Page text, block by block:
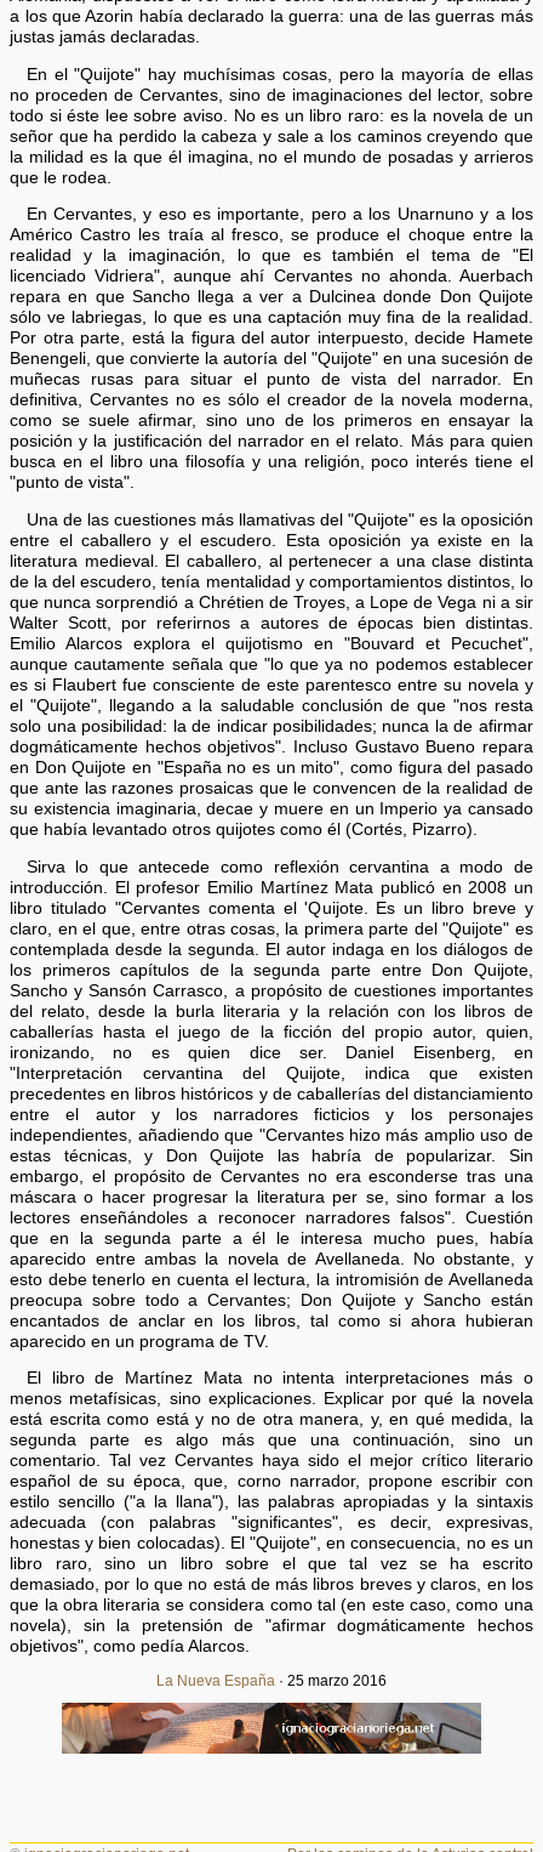
a los que Azorin había declarado la guerra: una de las guerras más
justas jamás declaradas.
En el "Quijote" hay muchísimas cosas, pero la mayoría de ellas
no proceden de Cervantes, sino de imaginaciones del lector, sobre
todo si éste lee sobre aviso. No es un libro raro: es la novela de un
señor que ha perdido la cabeza y sale a los caminos creyendo que
la milidad es la que él imagina, no el mundo de posadas y arrieros
que le rodea.
En Cervantes, y eso es importante, pero a los Unarnuno y a los
Américo Castro les traía al fresco, se produce el choque entre la
realidad y la imaginación, lo que es también el tema de "El
licenciado Vidriera", aunque ahí Cervantes no ahonda. Auerbach
repara en que Sancho llega a ver a Dulcinea donde Don Quijote
sólo ve labriegas, lo que es una captación muy fina de la realidad.
Por otra parte, está la figura del autor interpuesto, decide Hamete
Benengeli, que convierte la autoría del "Quijote" en una sucesión de
muñecas rusas para situar el punto de vista del narrador. En
definitiva, Cervantes no es sólo el creador de la novela moderna,
como se suele afirmar, sino uno de los primeros en ensayar la
posición y la justificación del narrador en el relato. Más para quien
busca en el libro una filosofía y una religión, poco interés tiene el
"punto de vista".
Una de las cuestiones más llamativas del "Quijote" es la oposición
entre el caballero y el escudero. Esta oposición ya existe en la
literatura medieval. El caballero, al pertenecer a una clase distinta
de la del escudero, tenía mentalidad y comportamientos distintos, lo
que nunca sorprendió a Chrétien de Troyes, a Lope de Vega ni a sir
Walter Scott, por referirnos a autores de épocas bien distintas.
Emilio Alarcos explora el quijotismo en "Bouvard et Pecuchet",
aunque cautamente señala que "lo que ya no podemos establecer
es si Flaubert fue consciente de este parentesco entre su novela y
el "Quijote", llegando a la saludable conclusión de que "nos resta
solo una posibilidad: la de indicar posibilidades; nunca la de afirmar
dogmáticamente hechos objetivos". Incluso Gustavo Bueno repara
en Don Quijote en "España no es un mito", como figura del pasado
que ante las razones prosaicas que le convencen de la realidad de
su existencia imaginaria, decae y muere en un Imperio ya cansado
que había levantado otros quijotes como él (Cortés, Pizarro).
Sirva lo que antecede como reflexión cervantina a modo de
introducción. El profesor Emilio Martínez Mata publicó en 2008 un
libro titulado "Cervantes comenta el 'Quijote. Es un libro breve y
claro, en el que, entre otras cosas, la primera parte del "Quijote" es
contemplada desde la segunda. El autor indaga en los diálogos de
los primeros capítulos de la segunda parte entre Don Quijote,
Sancho y Sansón Carrasco, a propósito de cuestiones importantes
del relato, desde la burla literaria y la relación con los libros de
caballerías hasta el juego de la ficción del propio autor, quien,
ironizando, no es quien dice ser. Daniel Eisenberg, en
"Interpretación cervantina del Quijote, indica que existen
precedentes en libros históricos y de caballerías del distanciamiento
entre el autor y los narradores ficticios y los personajes
independientes, añadiendo que "Cervantes hizo más amplio uso de
estas técnicas, y Don Quijote las habría de popularizar. Sin
embargo, el propósito de Cervantes no era esconderse tras una
máscara o hacer progresar la literatura per se, sino formar a los
lectores enseñándoles a reconocer narradores falsos". Cuestión
que en la segunda parte a él le interesa mucho pues, había
aparecido entre ambas la novela de Avellaneda. No obstante, y
esto debe tenerlo en cuenta el lectura, la intromisión de Avellaneda
preocupa sobre todo a Cervantes; Don Quijote y Sancho están
encantados de anclar en los libros, tal como si ahora hubieran
aparecido en un programa de TV.
El libro de Martínez Mata no intenta interpretaciones más o
menos metafísicas, sino explicaciones. Explicar por qué la novela
está escrita como está y no de otra manera, y, en qué medida, la
segunda parte es algo más que una continuación, sino un
comentario. Tal vez Cervantes haya sido el mejor crítico literario
español de su época, que, corno narrador, propone escribir con
estilo sencillo ("a la llana"), las palabras apropiadas y la sintaxis
adecuada (con palabras "significantes", es decir, expresivas,
honestas y bien colocadas). El "Quijote", en consecuencia, no es un
libro raro, sino un libro sobre el que tal vez se ha escrito
demasiado, por lo que no está de más libros breves y claros, en los
que la obra literaria se considera como tal (en este caso, como una
novela), sin la pretensión de "afirmar dogmáticamente hechos
objetivos", como pedía Alarcos.
La Nueva España · 25 marzo 2016